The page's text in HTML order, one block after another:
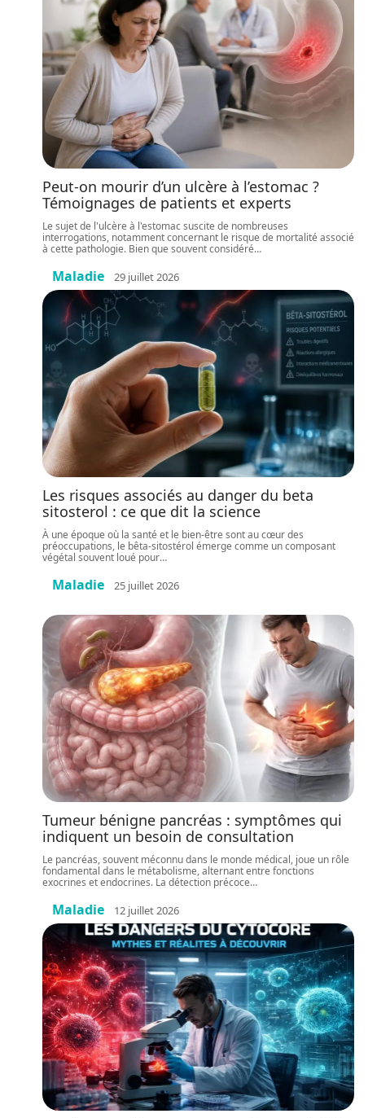
Peut-on mourir d’un ulcère à l’estomac ?
Témoignages de patients et experts
Le sujet de l'ulcère à l'estomac suscite de nombreuses
interrogations, notamment concernant le risque de mortalité associé
à cette pathologie. Bien que souvent considéré…
Maladie 29 juillet 2026
Les risques associés au danger du beta
sitosterol : ce que dit la science
À une époque où la santé et le bien-être sont au cœur des
préoccupations, le bêta-sitostérol émerge comme un composant
végétal souvent loué pour…
Maladie 25 juillet 2026
Tumeur bénigne pancréas : symptômes qui
indiquent un besoin de consultation
Le pancréas, souvent méconnu dans le monde médical, joue un rôle
fondamental dans le métabolisme, alternant entre fonctions
exocrines et endocrines. La détection précoce…
Maladie 12 juillet 2026